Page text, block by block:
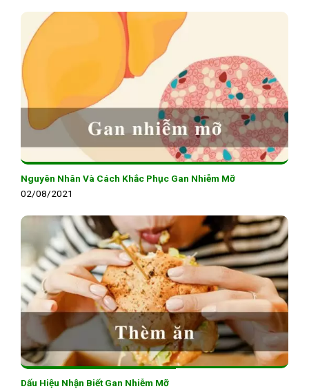
Nguyên Nhân Và Cách Khắc Phục Gan Nhiễm Mỡ
02/08/2021
Dấu Hiệu Nhận Biết Gan Nhiễm Mỡ